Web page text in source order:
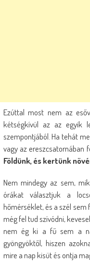
Ezúttal most nem az
kétségkívül az az egyik
szempontjából. Ha tehát
vagy az ereszcsatornában
Földünk, és kertünk
Nem mindegy az sem,
órákat választjuk a
hőmérséklet, és a szél sem
még fel tud szívódni,
nem ég ki a fű sem a
gyöngyöktől, hiszen
mire a nap kisüt és ontja